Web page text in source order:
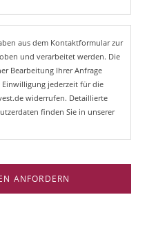
aus dem Kontaktformular zur
und verarbeitet werden. Die
Bearbeitung Ihrer Anfrage
jederzeit für die
widerrufen. Detaillierte
finden Sie in unserer
ANFORDERN